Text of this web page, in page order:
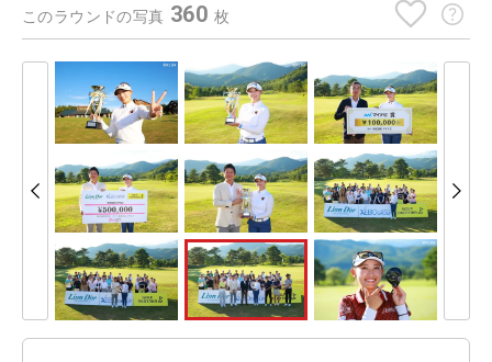
このラウンドの写真 360 枚